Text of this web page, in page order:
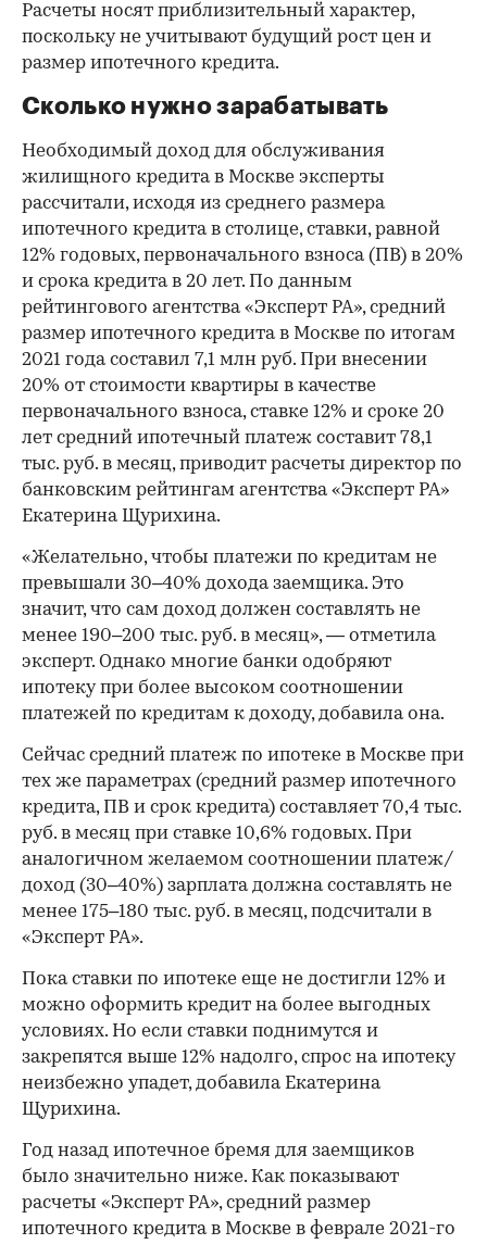
Расчеты носят приблизительный характер,
поскольку не учитывают будущий рост цен и
размер ипотечного кредита.
Сколько нужно зарабатывать
00:00 / 00:00
Необходимый доход для обслуживания
жилищного кредита в Москве эксперты
рассчитали, исходя из среднего размера
ипотечного кредита в столице, ставки, равной
12% годовых, первоначального взноса (ПВ) в 20%
и срока кредита в 20 лет. По данным
рейтингового агентства «Эксперт РА», средний
размер ипотечного кредита в Москве по итогам
2021 года составил 7,1 млн руб. При внесении
20% от стоимости квартиры в качестве
первоначального взноса, ставке 12% и сроке 20
лет средний ипотечный платеж составит 78,1
тыс. руб. в месяц, приводит расчеты директор по
банковским рейтингам агентства «Эксперт РА»
Екатерина Щурихина.
«Желательно, чтобы платежи по кредитам не
превышали 30–40% дохода заемщика. Это
значит, что сам доход должен составлять не
менее 190–200 тыс. руб. в месяц», — отметила
эксперт. Однако многие банки одобряют
ипотеку при более высоком соотношении
платежей по кредитам к доходу, добавила она.
Сейчас средний платеж по ипотеке в Москве при
тех же параметрах (средний размер ипотечного
кредита, ПВ и срок кредита) составляет 70,4 тыс.
руб. в месяц при ставке 10,6% годовых. При
аналогичном желаемом соотношении платеж/
доход (30–40%) зарплата должна составлять не
менее 175–180 тыс. руб. в месяц, подсчитали в
«Эксперт РА».
Пока ставки по ипотеке еще не достигли 12% и
можно оформить кредит на более выгодных
условиях. Но если ставки поднимутся и
закрепятся выше 12% надолго, спрос на ипотеку
неизбежно упадет, добавила Екатерина
Щурихина.
Год назад ипотечное бремя для заемщиков
было значительно ниже. Как показывают
расчеты «Эксперт РА», средний размер
ипотечного кредита в Москве в феврале 2021-го